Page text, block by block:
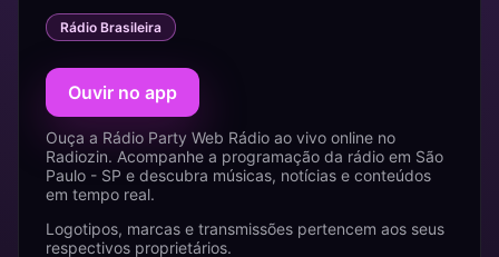
Rádio Brasileira
Ouvir no app
Ouça a Rádio Party Web Rádio ao vivo online no
Radiozin. Acompanhe a programação da rádio em São
Paulo - SP e descubra músicas, notícias e conteúdos
em tempo real.
Logotipos, marcas e transmissões pertencem aos seus
respectivos proprietários.